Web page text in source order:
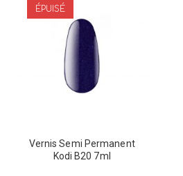
ÉPUISÉ
Vernis Semi Permanent
Kodi B20 7ml